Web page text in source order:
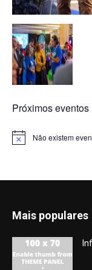
Próximos eventos
Aviso Não existem
Mais populares